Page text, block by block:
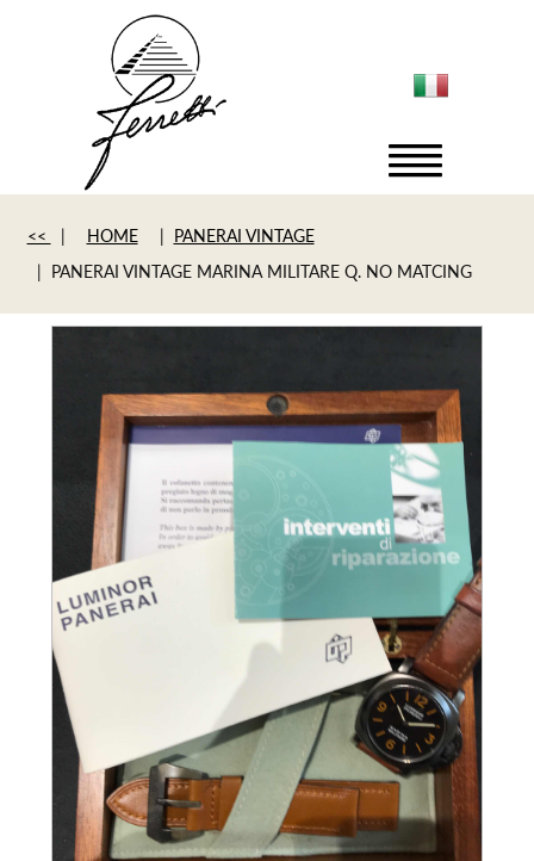
<< | HOME | PANERAI VINTAGE
| PANERAI VINTAGE MARINA MILITARE Q. NO MATCING